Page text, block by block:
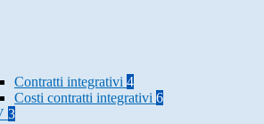
Contratti integrativi 4
Costi contratti integrativi 6
3